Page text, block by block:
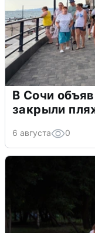
В Сочи
закрыли
6 августа 0